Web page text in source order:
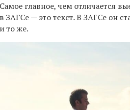
Самое главное, чем отличается
в ЗАГСе — это текст. В ЗАГСе он
и то же.